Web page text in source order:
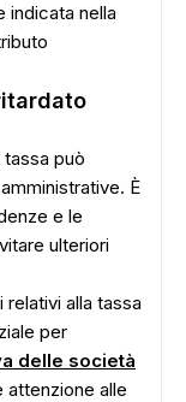
indicata nella
può
È
e le
ulteriori
alla tassa
per
delle società
attenzione alle